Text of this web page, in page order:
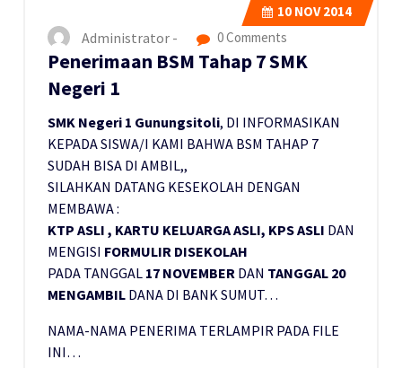
10 NOV 2014
Administrator - 0 Comments
Penerimaan BSM Tahap 7 SMK
Negeri 1
SMK Negeri 1 Gunungsitoli, DI INFORMASIKAN
KEPADA SISWA/I KAMI BAHWA BSM TAHAP 7
SUDAH BISA DI AMBIL,,
SILAHKAN DATANG KESEKOLAH DENGAN
MEMBAWA :
KTP ASLI , KARTU KELUARGA ASLI, KPS ASLI DAN
MENGISI FORMULIR DISEKOLAH
PADA TANGGAL 17 NOVEMBER DAN TANGGAL 20
MENGAMBIL DANA DI BANK SUMUT…
NAMA-NAMA PENERIMA TERLAMPIR PADA FILE
INI…